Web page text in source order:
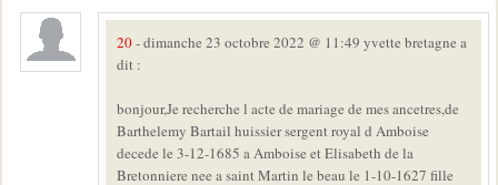
20- dimanche 23 octobre 2022 @ 11:49 yvette bretagne a
dit :
bonjour,Je recherche l acte de mariage de mes ancetres,de
Barthelemy Bartail huissier sergent royal d Amboise
decede le 3-12-1685 a Amboise et Elisabeth de la
Bretonniere nee a saint Martin le beau le 1-10-1627 fille